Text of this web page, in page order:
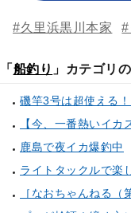
#久里浜黒川本家
「 船釣り 」カテゴリ
鹿島で夜イカ爆釣中
ライトタックルで楽